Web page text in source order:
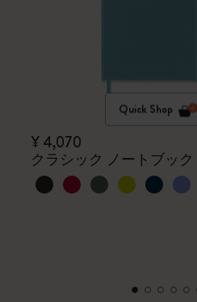
Quick Shop
¥ 4,070
クラシック ノートブック